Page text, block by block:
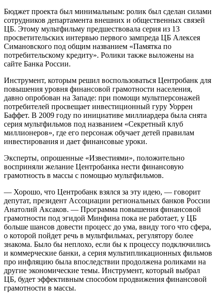
Бюджет проекта был минимальным: ролик был сделан силами
сотрудников департамента внешних и общественных связей
ЦБ. Этому мультфильму предшествовала серия из 13
просветительских интервью первого зампреда ЦБ Алексея
Симановского под общим названием «Памятка по
потребительскому кредиту». Ролики также выложены на
сайте Банка России.
Инструмент, которым решил воспользоваться Центробанк для
повышения уровня финансовой грамотности населения,
давно опробован на Западе: при помощи мультперсонажей
потребителей просвещает инвестиционный гуру Уоррен
Баффет. В 2009 году по инициативе миллиардера была снята
серия мультфильмов под названием «Секретный клуб
миллионеров», где его персонаж обучает детей правилам
инвестирования и дает финансовые уроки.
Эксперты, опрошенные «Известиями», положительно
восприняли желание Центробанка нести финансовую
грамотность в массы с помощью мультфильмов.
— Хорошо, что Центробанк взялся за эту идею, — говорит
депутат, президент Ассоциации региональных банков России
Анатолий Аксаков. — Программа повышения финансовой
грамотности под эгидой Минфина пока не работает, у ЦБ
больше шансов довести процесс до ума, ввиду того что сфера,
о которой пойдет речь в мультфильмах, регулятору более
знакома. Было бы неплохо, если бы к процессу подключились
и коммерческие банки, а серия мультипликационных фильмов
про инфляцию была впоследствии продолжена роликами на
другие экономические темы. Инструмент, который выбрал
ЦБ, будет эффективным способом продвижения финансовой
грамотности в массы.